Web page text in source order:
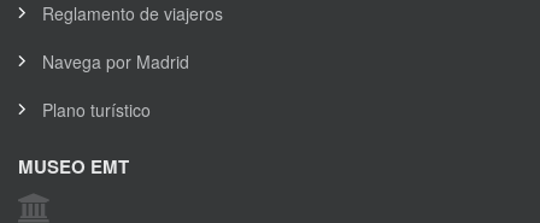
Reglamento de viajeros
Navega por Madrid
Plano turístico
MUSEO EMT